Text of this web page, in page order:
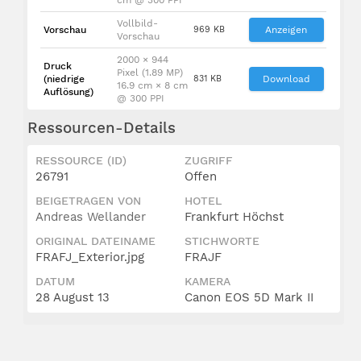
Vorschau
Vollbild-
Vorschau
969 KB Anzeigen
Druck
(niedrige
Auflösung)
2000 × 944
Pixel (1.89 MP)
16.9 cm × 8 cm
@ 300 PPI
831 KB Download
Ressourcen-Details
RESSOURCE (ID)
26791
ZUGRIFF
Offen
BEIGETRAGEN VON
Andreas Wellander
HOTEL
Frankfurt Höchst
ORIGINAL DATEINAME
FRAFJ_Exterior.jpg
STICHWORTE
FRAJF
DATUM
28 August 13
KAMERA
Canon EOS 5D Mark II